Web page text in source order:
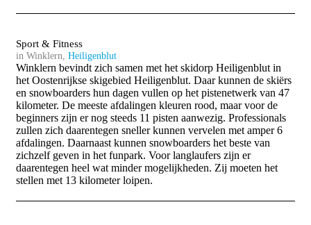
Sport & Fitness
in Winklern, Heiligenblut
Winklern bevindt zich samen met het skidorp Heiligenblut in
het Oostenrijkse skigebied Heiligenblut. Daar kunnen de skiërs
en snowboarders hun dagen vullen op het pistenetwerk van 47
kilometer. De meeste afdalingen kleuren rood, maar voor de
beginners zijn er nog steeds 11 pisten aanwezig. Professionals
zullen zich daarentegen sneller kunnen vervelen met amper 6
afdalingen. Daarnaast kunnen snowboarders het beste van
zichzelf geven in het funpark. Voor langlaufers zijn er
daarentegen heel wat minder mogelijkheden. Zij moeten het
stellen met 13 kilometer loipen.